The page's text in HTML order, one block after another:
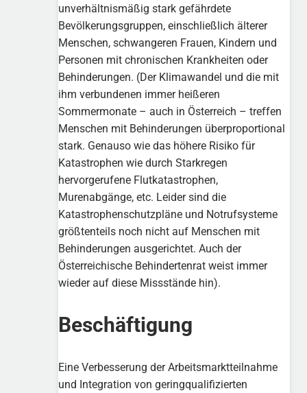
unverhältnismäßig stark gefährdete
Bevölkerungsgruppen, einschließlich älterer
Menschen, schwangeren Frauen, Kindern und
Personen mit chronischen Krankheiten oder
Behinderungen. (Der Klimawandel und die mit
ihm verbundenen immer heißeren
Sommermonate – auch in Österreich – treffen
Menschen mit Behinderungen überproportional
stark. Genauso wie das höhere Risiko für
Katastrophen wie durch Starkregen
hervorgerufene Flutkatastrophen,
Murenabgänge, etc. Leider sind die
Katastrophenschutzpläne und Notrufsysteme
größtenteils noch nicht auf Menschen mit
Behinderungen ausgerichtet. Auch der
Österreichische Behindertenrat weist immer
wieder auf diese Missstände hin).
Beschäftigung
Eine Verbesserung der Arbeitsmarktteilnahme
und Integration von geringqualifizierten